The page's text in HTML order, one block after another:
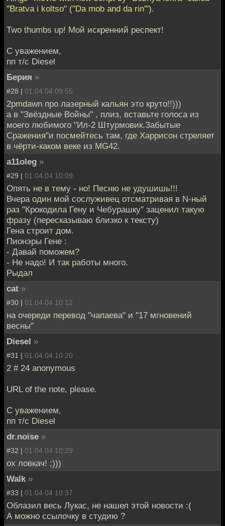
"Bratva i koltso" ("Da mob and da rin'").
Two thumbs up! Мой искренний респект!
С уважением,
пп т/с Diesel
Берия »
#28 | 01.04.04 09:55
2pmdawn про лазерный кальян это круто!!)))
а в "Звёздные Войны" , плиз, вставьте голоса из
моего любимого "Ил-2 Штурмовик.Забытые
Сражения"и посмейтесь там, где Харрисон стреляет
в чёрти-каком веке из MG42.
a11oleg »
#29 | 01.04.04 10:09
Опять не в тему - но! Песню не удушишь!!!
Вчера один мой сослуживец отсматривая в N-ный
раз "Крокодила Гену и Чебурашку" заценил такую
фразу (пересказываю близко к тексту)
Гена строит дом.
Пионэры Гене :
- Давай поможем?
- Не надо! И так работы много.
Рыдал
cat »
#30 | 01.04.04 10:12
на очереди перевод "чапаева" и "17 мгновений
весны"
Diesel »
#31 | 01.04.04 10:20
2 # 24 anonymous
URL of the note, please.
С уважением,
пп т/с Diesel
dr.noise »
#32 | 01.04.04 10:29
ох ловкач! ;)))
Walk »
#33 | 01.04.04 10:37
Облазил весь Лукас, не нашел этой новости :(
А можно ссылочку в студию ?